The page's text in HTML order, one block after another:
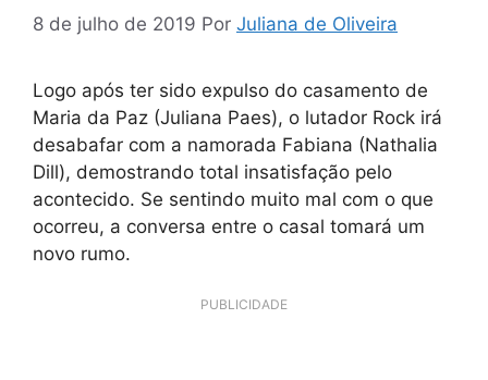
8 de julho de 2019 Por Juliana de Oliveira
Logo após ter sido expulso do casamento de
Maria da Paz (Juliana Paes), o lutador Rock irá
desabafar com a namorada Fabiana (Nathalia
Dill), demostrando total insatisfação pelo
acontecido. Se sentindo muito mal com o que
ocorreu, a conversa entre o casal tomará um
novo rumo.
PUBLICIDADE